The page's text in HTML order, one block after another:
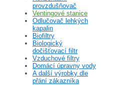
provzdušňovač
Ventingové stanice
Odlučovač lehkých
kapalin
Biofiltry
Biologický
dočišťovací filtr
Vzduchové filtry
Domácí úpravny vody
A další výrobky dle
přání zákazníka